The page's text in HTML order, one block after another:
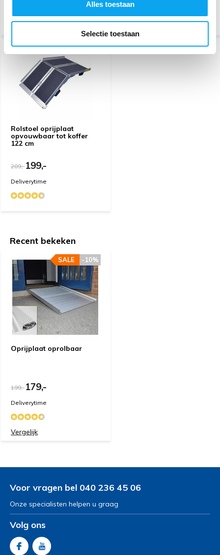
Alles toestaan
Selectie toestaan
bevestigen. Ook dat is handig.
DoorA. Maas- 08-07-2022 16:51
4 / 5
Lijkt de oplossing voor ons probleem. Ziet er goed uit.
A. Duine
5 / 5
Met hulp van een buurman kon de oprijplaat passend
gemaakt worden. Mijn moeder is er erg blij mee
DoorN V.
3 / 5
Het bestelde artikel voldoet.Binnenkort op lokatie ca.15
cm overbruggen.Die ervaring wordt dan met u gedeeld.
DoorW J v.- 29-04-2020 16:14
5 / 5
Werkelijk geweldig. Nu kan ik met mijn man een
Deliverytime
Rolstoel oprijplaat
opvouwbaar tot koffer
122 cm
209,-199,-
Deliverytime
Recent bekeken
Oprijplaat oprolbaar
-10%
SALE
199,-179,-
Deliverytime
Vergelijk
Voor vragen bel 040 236 45 06
Onze specialisten helpen u graag
Volg ons